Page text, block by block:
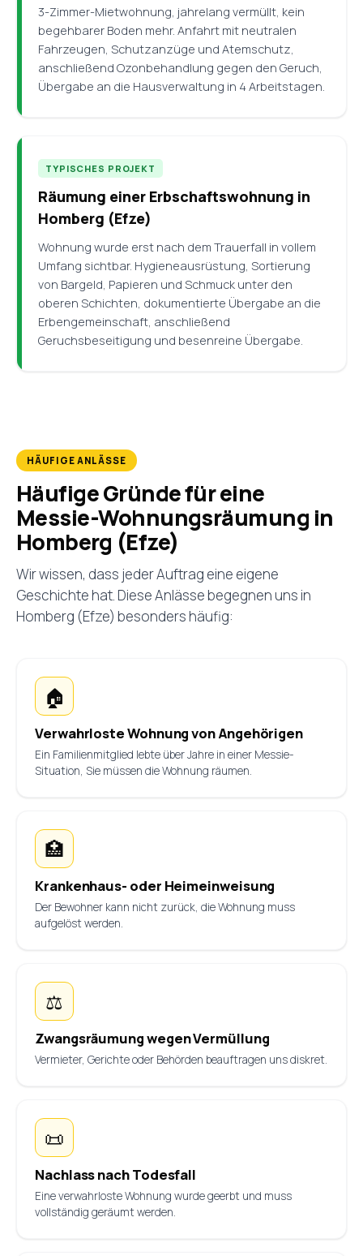
3-Zimmer-Mietwohnung, jahrelang vermüllt, kein
begehbarer Boden mehr. Anfahrt mit neutralen
Fahrzeugen, Schutzanzüge und Atemschutz,
anschließend Ozonbehandlung gegen den Geruch,
Übergabe an die Hausverwaltung in 4 Arbeitstagen.
TYPISCHES PROJEKT
Räumung einer Erbschaftswohnung in
Homberg (Efze)
Wohnung wurde erst nach dem Trauerfall in vollem
Umfang sichtbar. Hygieneausrüstung, Sortierung
von Bargeld, Papieren und Schmuck unter den
oberen Schichten, dokumentierte Übergabe an die
Erbengemeinschaft, anschließend
Geruchsbeseitigung und besenreine Übergabe.
HÄUFIGE ANLÄSSE
Häufige Gründe für eine
Messie-Wohnungsräumung in
Homberg (Efze)
Wir wissen, dass jeder Auftrag eine eigene
Geschichte hat. Diese Anlässe begegnen uns in
Homberg (Efze) besonders häufig:
🏠
Verwahrloste Wohnung von Angehörigen
Ein Familienmitglied lebte über Jahre in einer Messie-
Situation, Sie müssen die Wohnung räumen.
🏥
Krankenhaus- oder Heimeinweisung
Der Bewohner kann nicht zurück, die Wohnung muss
aufgelöst werden.
⚖️
Zwangsräumung wegen Vermüllung
Vermieter, Gerichte oder Behörden beauftragen uns diskret.
📜
Nachlass nach Todesfall
Eine verwahrloste Wohnung wurde geerbt und muss
vollständig geräumt werden.